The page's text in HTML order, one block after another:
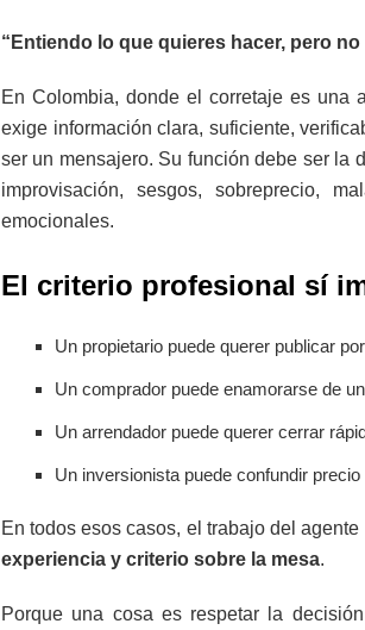
“Entiendo lo que quieres hacer, pero
En Colombia, donde el corretaje es una
exige información clara, suficiente,
ser un mensajero. Su función debe ser la
improvisación, sesgos, sobreprecio,
emocionales.
El criterio profesional sí
Un propietario puede querer publicar
Un comprador puede enamorarse de
Un arrendador puede querer cerrar
Un inversionista puede confundir
En todos esos casos, el trabajo del
experiencia y criterio sobre la mesa.
Porque una cosa es respetar la